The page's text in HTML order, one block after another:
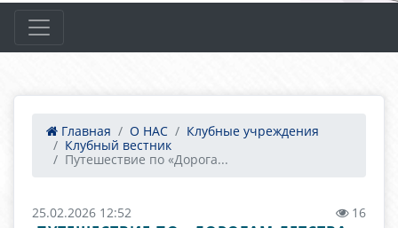
Главная О НАС
Клубные учреждения
Клубный вестник
Путешествие по «Дорога...
25.02.2026 12:52 16